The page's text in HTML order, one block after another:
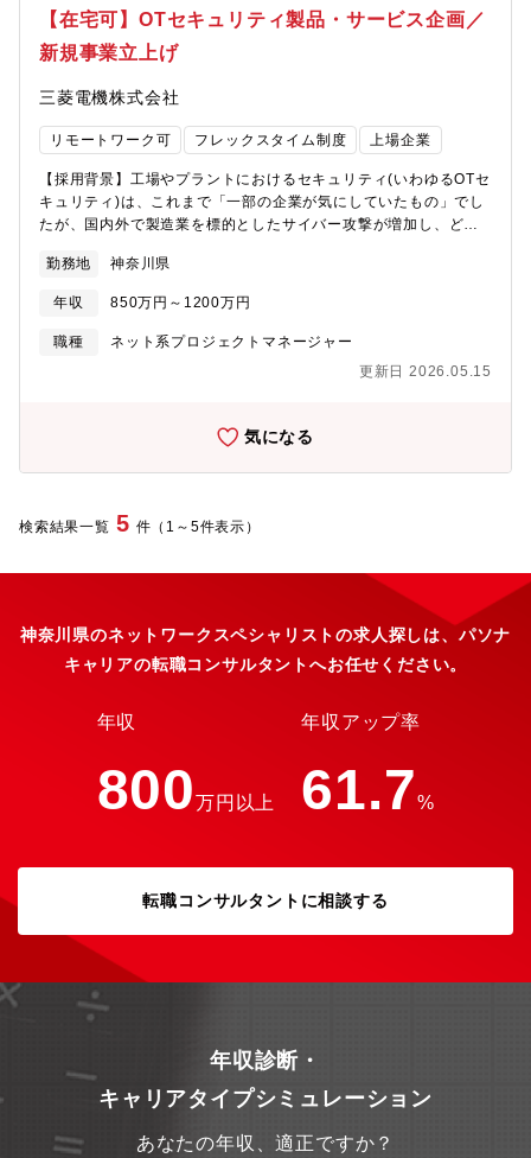
たソリューションを提案できます■国内外のセキュリティベンダと
の協業を主導できます■スタートアップを含むセキュリティベンダ
や当社研究所を通じて最新の技術に触れることができます■具体的
なサービス提供を通じて、セキュリティの知見や経験を深めるこ
とができます■OTセキュリティに関してワンストップで解決を図
り、セキュリティの分野から社会課題を解決していくことができ
ます【働き方】・残業時間 ：月平均20時間/繁忙期30時間・出
張：有(2～3回/月)・リモートワーク：有（週3日程度利用可
能）・新事業創出を目的とした組織のため、スタートアップのよ
うに個人の意思や主体性を尊重した柔軟な働き方を推進していま
リッドワークを実施。場所にとらわれない働き方を実現するた
（OTシステム）をサイバー攻撃や技術的障害から守るためのセキ
ュリティ対策です。【参考】・米国 Nozomi Networks, Inc.の完
全子会社化に関するお知らせ
1.pdf・説明会資料：米国Nozomi Networks社の完全子会社化に
ついて- OTセキュリティを含むSerendie?関連事業の拡大 -
https://www.mitsubishielectric.co.jp/ja/pr/2025/pdf/0909-
v=XR5RUfM4EFM【業務内容】OTセキュリティに関する新規製
品・サービスの企画に伴う、以下のような業務を主体的にリード
していただきます。・市場調査／競合分析(OTセキュリティおよび
SaaS領域)と顧客インサイト収集・ビジネスケース(収益モデル、
策定(海外展開戦略含む)・顧客ユースケース検討・MVPの作成お
ー、ソリューションアーキテクト等の各役割のうち、ご本人の希
望と適正に応じて業務を担当いただきます。）【キャリアステッ
く以外にも、セキュリティコンサルティング領域の知識・経験を
して新規サービスの企画にチャレンジすることができます■OTセ
ら企画したソリューションを提案できます■国内外のセキュリティ
ベンダとの協業を主導できます■スタートアップを含むセキュリテ
ィベンダや当社研究所を通じて最新の技術に触れることができま
す■具体的なサービス提供を通じて、セキュリティの知見や経験を
深めることができます■OTセキュリティに関してワンストップで
とができます【働き方】・残業時間 ：月平均20時間/繁忙期30時
間・出張：有(2～3回/月)・リモートワーク：有（週3日程度利用
ように個人の意思や主体性を尊重した柔軟な働き方を推進してい
ます・オフィスはフリーアドレス制を採用し、在宅勤務とのハイ
【在宅可】OTセキュリティ製品・サービス企画／
新規事業立上げ
三菱電機株式会社
リモートワーク可 フレックスタイム制度 上場企業
【採用背景】工場やプラントにおけるセキュリティ(いわゆるOTセ
キュリティ)は、これまで「一部の企業が気にしていたもの」でし
たが、国内外で製造業を標的としたサイバー攻撃が増加し、どの
IoTの利活用/DXの取り組み加速により、OTセキュリティは「スマ
ートファクトリーソリューション提供にあたっての必須要素」に
なりつつあります。このような背景のもと、当社は、デジタル化
やDXの推進を支援するスマートファクトリーソリューションを提
キュリティソリューションをワンストップで提供しています。ま
ソリューションプロバイダであるNozomi Networks社の完全子会
社化を発表し、OTセキュリティ事業の強化を図っているところで
す。このようななか、顧客課題に応える新規製品・サービスの企
キュリティ（Operational Technology Security）とは：工場や発
ュリティ対策です。三菱電機社OTセキュリティ URL：
https://www.mitsubishielectric.co.jp/fa/solutions/competencies/ot-
security/index.html【業務内容】OTセキュリティに関する新規製
品・サービスの企画に伴う、以下のような業務を担当していただ
きます。・市場調査／競合分析(OTセキュリティおよびSaaS領域)
KPI)作成・製品・サービスビジョンとロードマップの策定(海外展
ションアーキテクト等の各役割のうち、ご本人の希望と適正に応
じて業務を担当いただきます。）【キャリアステップ/期待役割】
や海外でのセキュリティ事業立ち上げなど、多角的なキャリアス
たばかりの新しい組織ですので、初期メンバーとして新規サービ
スの企画にチャレンジすることができます■OTセキュリティとい
う比較的新しい市場において、国内外の顧客に自ら企画したソリ
ューションを提案できます■国内外のセキュリティベンダとの協業
研究所を通じて最新の技術に触れることができます■具体的なサー
ビス提供を通じて、セキュリティの知見や経験を深めることがで
きます■OTセキュリティに関してワンストップで解決を図り、セ
【働き方】・残業時間 ：月平均20時間/繁忙期30時間・出張：有
勤務地 神奈川県
年収 850万円～1200万円
職種
ネット系プロジェクトマネージャー
更新日 2026.05.15
気になる
検索結果一覧 5 件（1～5件表示）
神奈川県のネットワークスペシャリストの求人探しは、パソナ
キャリアの転職コンサルタントへお任せください。
年収
800万円以上
年収アップ率
61.7%
転職コンサルタントに相談する
年収診断・
キャリアタイプシミュレーション
あなたの年収、適正ですか？